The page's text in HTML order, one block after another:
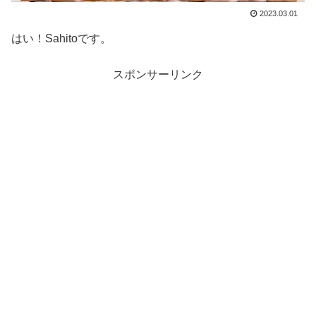
2023.03.01
はい！Sahitoです。
スポンサーリンク